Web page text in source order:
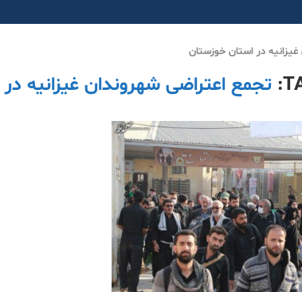
در استان خوزستان
تجمع اعتراضی شهروندان غیزانیه